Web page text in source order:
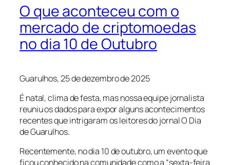
O que aconteceu com o
mercado de criptomoedas
no dia 10 de Outubro
Guarulhos, 25 de dezembro de 2025
É natal, clima de festa, mas nossa equipe jornalista
reuniu os dados para expor alguns acontecimentos
recentes que intrigaram os leitores do jornal O Dia
de Guarulhos.
Recentemente, no dia 10 de outubro, um evento que
ficou conhecido na comunidade como a “sexta-feira